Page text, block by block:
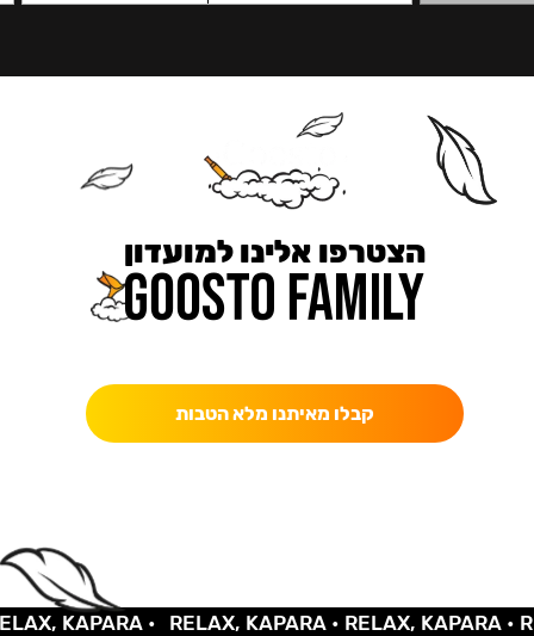
הצטרפו אלינו למועדון
קבלו מאיתנו מלא הטבות
KAPARA • RELAX, KAPARA •RELAX, KAPARA •